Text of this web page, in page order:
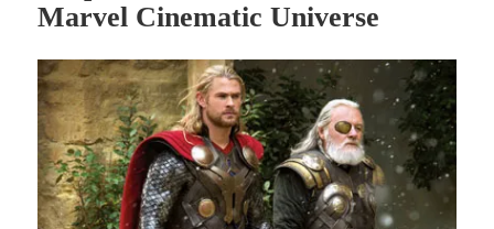
Marvel Cinematic Universe